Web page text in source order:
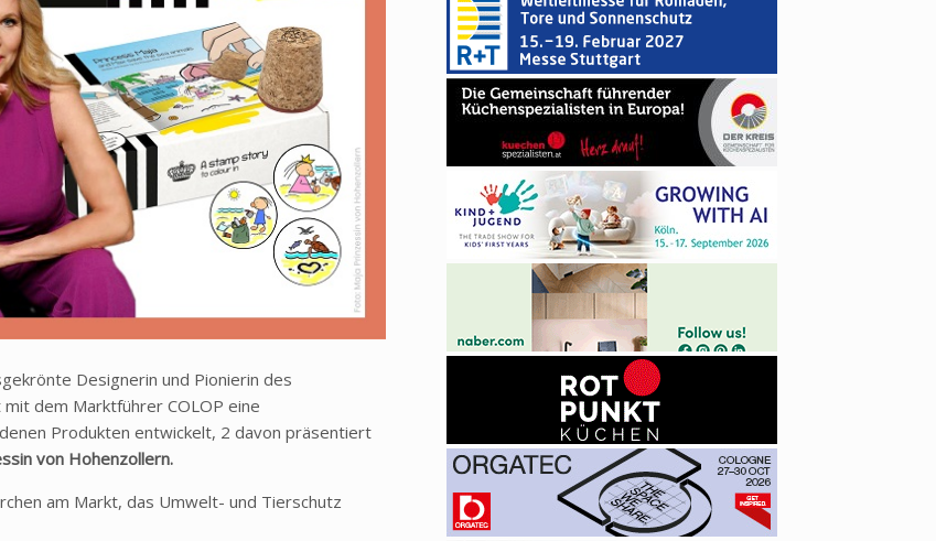
Designerin und Pionierin des
dem Marktführer COLOP eine
Produkten entwickelt, 2 davon präsentiert
von Hohenzollern.
am Markt, das Umwelt- und Tierschutz